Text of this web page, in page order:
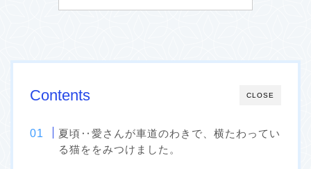
CLOSE
Contents
夏頃‥愛さんが車道のわきで、横たわってい
る猫ををみつけました。